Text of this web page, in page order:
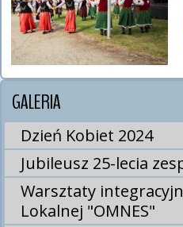
GALERIA
Dzień Kobiet 2024
Jubileusz 25-lecia
Warsztaty
Lokalnej "OMNES"